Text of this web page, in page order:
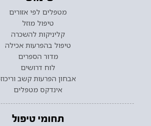
מטפלים לפי אזורים
טיפול מוזל
קליניקות להשכרה
טיפול בהפרעות אכילה
מדור הספרים
לוח דרושים
אבחון הפרעות קשב וריכוז
אינדקס מטפלים
תחומי טיפול